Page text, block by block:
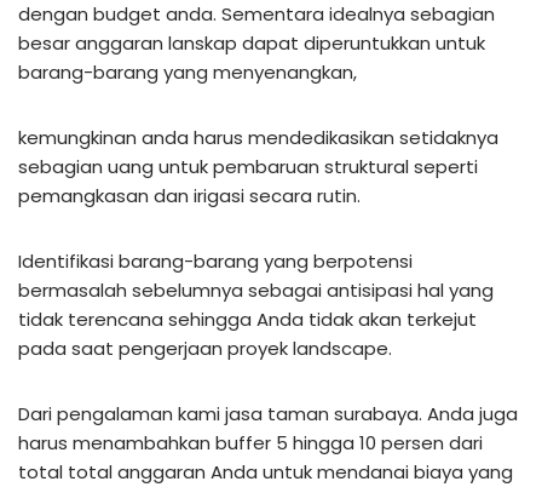
dengan budget anda. Sementara idealnya sebagian
besar anggaran lanskap dapat diperuntukkan untuk
barang-barang yang menyenangkan,
kemungkinan anda harus mendedikasikan setidaknya
sebagian uang untuk pembaruan struktural seperti
pemangkasan dan irigasi secara rutin.
Identifikasi barang-barang yang berpotensi
bermasalah sebelumnya sebagai antisipasi hal yang
tidak terencana sehingga Anda tidak akan terkejut
pada saat pengerjaan proyek landscape.
Dari pengalaman kami jasa taman surabaya. Anda juga
harus menambahkan buffer 5 hingga 10 persen dari
total total anggaran Anda untuk mendanai biaya yang